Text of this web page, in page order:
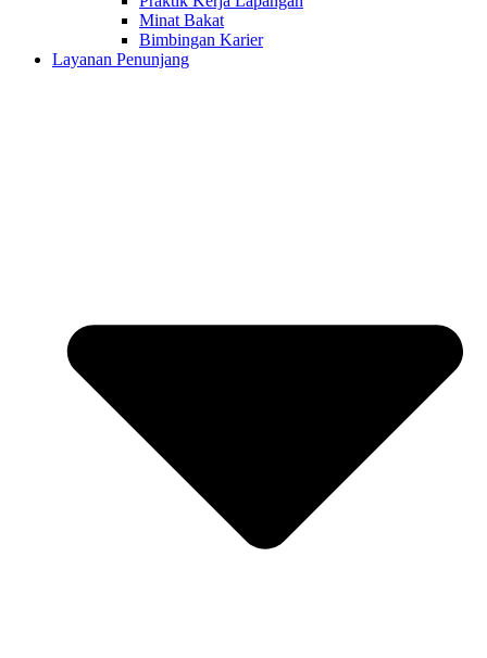
Minat Bakat
Bimbingan Karier
Layanan Penunjang